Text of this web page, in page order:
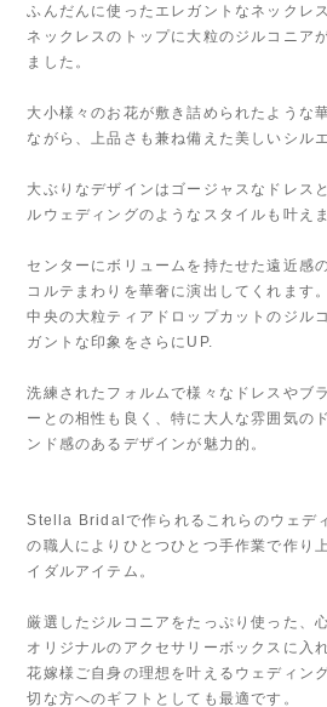
ふんだんに使ったエレガントなネックレ
ネックレスのトップに大粒のジルコニア
ました。
大小様々のお花が敷き詰められたような
ながら、上品さも兼ね備えた美しいシル
大ぶりなデザインはゴージャスなドレス
ルウェディングのようなスタイルも叶えま
センターにボリュームを持たせた遠近感
コルテまわりを華奢に演出してくれます。
中央の大粒ティアドロップカットのジル
ガントな印象をさらにUP.
洗練されたフォルムで様々なドレスやブ
ーとの相性も良く、特に大人な雰囲気の
ンド感のあるデザインが魅力的。
Stella Bridalで作られるこれらのウェデ
の職人によりひとつひとつ手作業で作り
イダルアイテム。
厳選したジルコニアをたっぷり使った、
オリジナルのアクセサリーボックスに入
花嫁様ご自身の理想を叶えるウェディン
切な方へのギフトとしても最適です。